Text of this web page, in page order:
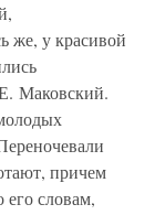
же, у красивой
Маковский.
причем
словам,